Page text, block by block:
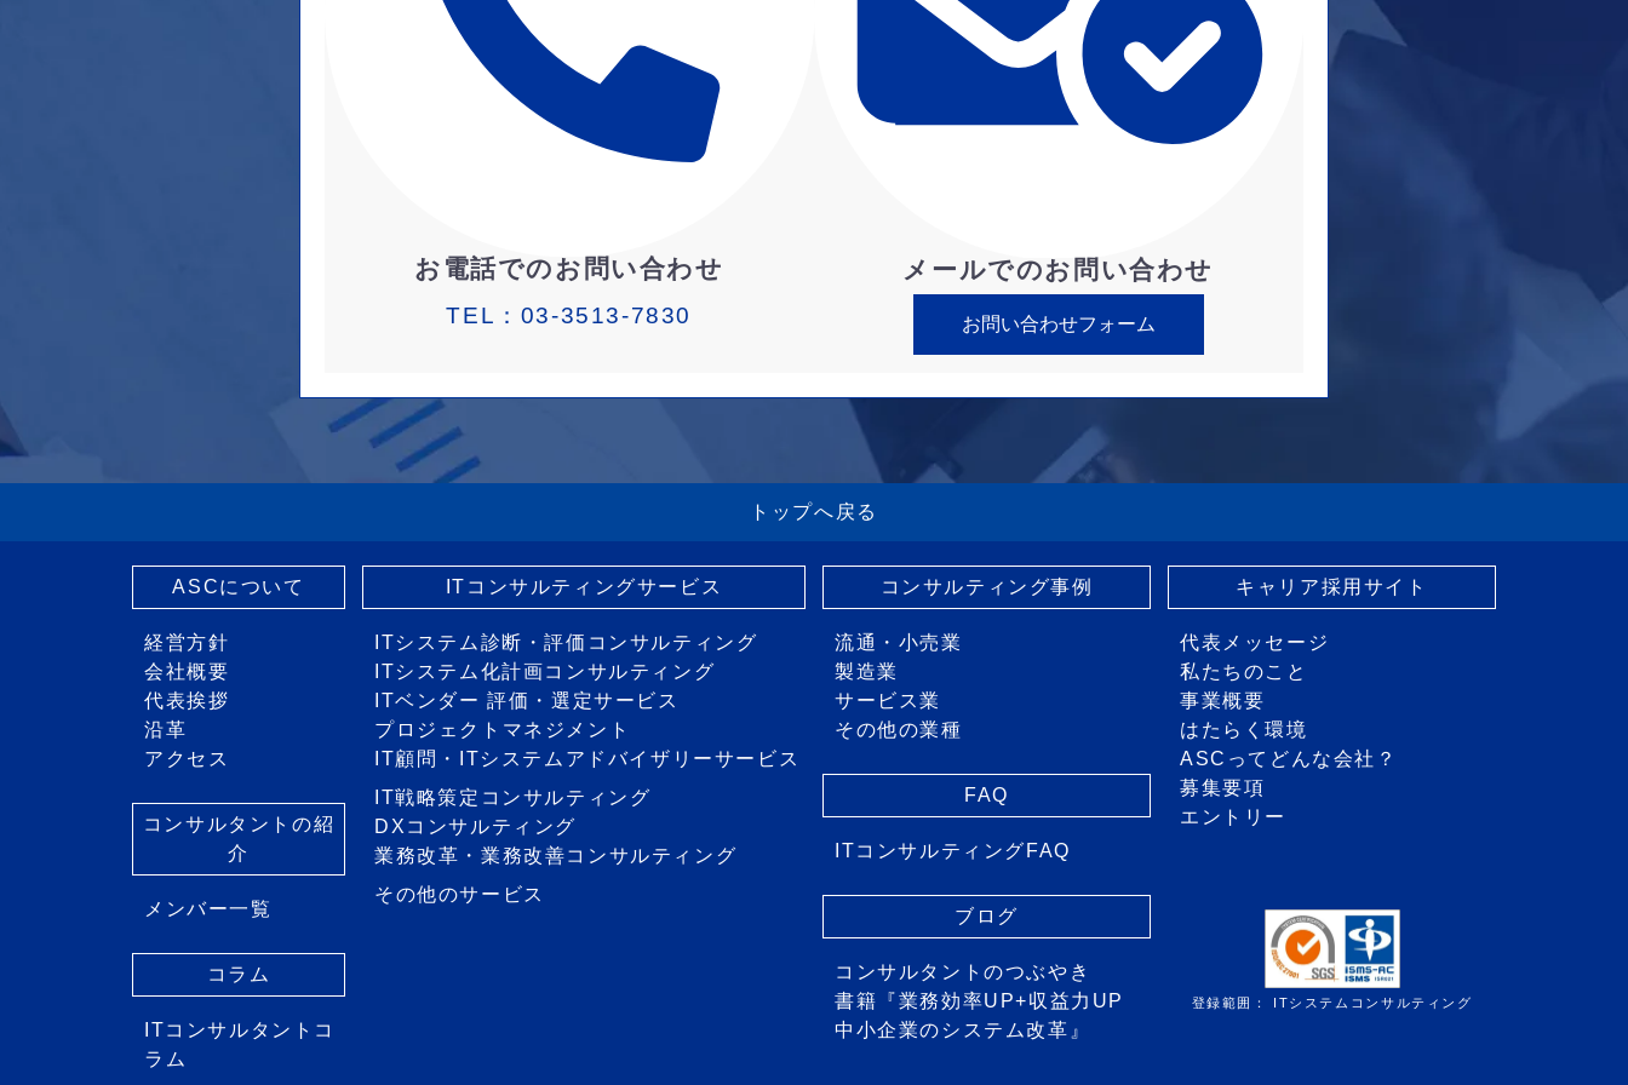
お電話でのお問い合わせ
TEL： 03-3513-7830
メールでのお問い合わせ
お問い合わせフォーム
トップへ戻る
ASCについて
経営方針
会社概要
代表挨拶
沿革
アクセス
コンサルタントの紹
介
メンバー一覧
コラム
ITコンサルタントコ
ラム
ITコンサルティングサービス
ITシステム診断・評価コンサルティング
ITシステム化計画コンサルティング
ITベンダー 評価・選定サービス
プロジェクトマネジメント
IT顧問・ITシステムアドバイザリーサービス
IT戦略策定コンサルティング
DXコンサルティング
業務改革・業務改善コンサルティング
その他のサービス
コンサルティング事例
流通・小売業
製造業
サービス業
その他の業種
FAQ
ITコンサルティングFAQ
ブログ
コンサルタントのつぶやき
書籍『業務効率UP+収益力UP
中小企業のシステム改革』
キャリア採用サイト
代表メッセージ
私たちのこと
事業概要
はたらく環境
ASCってどんな会社？
募集要項
エントリー
登録範囲： ITシステムコンサルティング